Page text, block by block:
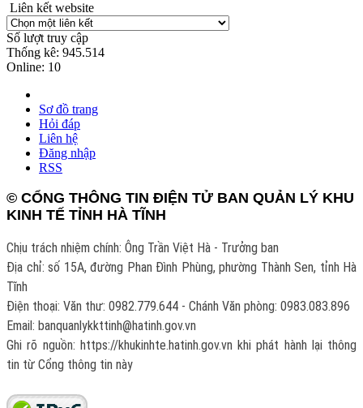
Liên kết website
Số lượt truy cập
Thống kê: 945.514
Online: 10
Sơ đồ trang
Hỏi đáp
Liên hệ
Đăng nhập
RSS
© CỔNG THÔNG TIN ĐIỆN TỬ BAN QUẢN LÝ KHU
KINH TẾ TỈNH HÀ TĨNH
Chịu trách nhiệm chính: Ông Trần Việt Hà - Trưởng ban
Địa chỉ: số 15A, đường Phan Đình Phùng, phường Thành Sen, tỉnh Hà
Tĩnh
Điện thoại: Văn thư: 0982.779.644 - Chánh Văn phòng: 0983.083.896
Email: banquanlykkttinh@hatinh.gov.vn
Ghi rõ nguồn: https://khukinhte.hatinh.gov.vn khi phát hành lại thông
tin từ Cổng thông tin này